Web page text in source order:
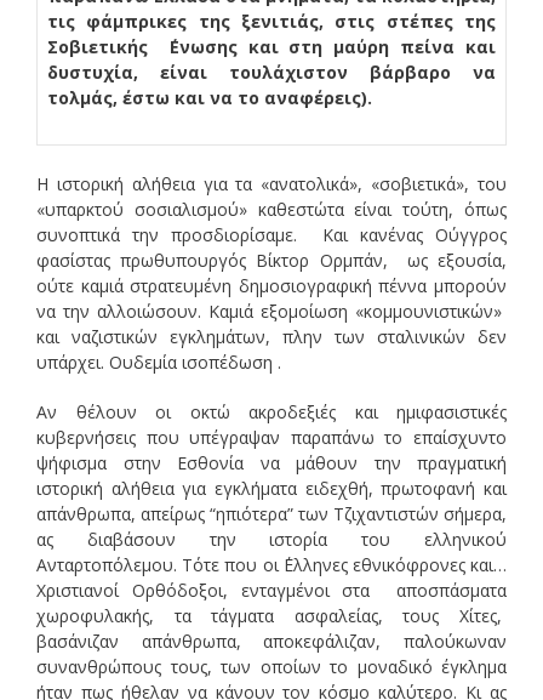
τις φάμπρικες της ξενιτιάς, στις στέπες της
Σοβιετικής ΄Ενωσης και στη μαύρη πείνα και
δυστυχία, είναι τουλάχιστον βάρβαρο να
τολμάς, έστω και να το αναφέρεις).
Η ιστορική αλήθεια για τα «ανατολικά», «σοβιετικά», του
«υπαρκτού σοσιαλισμού» καθεστώτα είναι τούτη, όπως
συνοπτικά την προσδιορίσαμε. Και κανένας Ούγγρος
φασίστας πρωθυπουργός Βίκτορ Ορμπάν, ως εξουσία,
ούτε καμιά στρατευμένη δημοσιογραφική πέννα μπορούν
να την αλλοιώσουν. Καμιά εξομοίωση «κομμουνιστικών»
και ναζιστικών εγκλημάτων, πλην των σταλινικών δεν
υπάρχει. Ουδεμία ισοπέδωση .
Αν θέλουν οι οκτώ ακροδεξιές και ημιφασιστικές
κυβερνήσεις που υπέγραψαν παραπάνω το επαίσχυντο
ψήφισμα στην Εσθονία να μάθουν την πραγματική
ιστορική αλήθεια για εγκλήματα ειδεχθή, πρωτοφανή και
απάνθρωπα, απείρως “ηπιότερα” των Τζιχαντιστών σήμερα,
ας διαβάσουν την ιστορία του ελληνικού
Ανταρτοπόλεμου. Τότε που οι ΄Ελληνες εθνικόφρονες και…
Χριστιανοί Ορθόδοξοι, ενταγμένοι στα αποσπάσματα
χωροφυλακής, τα τάγματα ασφαλείας, τους Χίτες,
βασάνιζαν απάνθρωπα, αποκεφάλιζαν, παλούκωναν
συνανθρώπους τους, των οποίων το μοναδικό έγκλημα
ήταν πως ήθελαν να κάνουν τον κόσμο καλύτερο. Κι ας